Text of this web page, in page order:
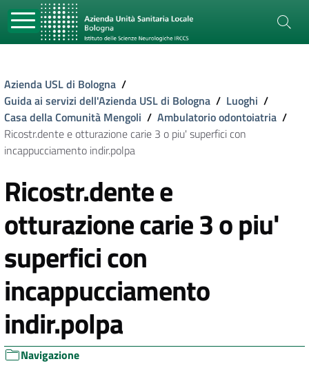
Azienda USL di Bologna /
Guida ai servizi dell'Azienda USL di Bologna / Luoghi /
Casa della Comunità Mengoli / Ambulatorio odontoiatria /
Ricostr.dente e otturazione carie 3 o piu' superfici con
incappucciamento indir.polpa
Ricostr.dente e
otturazione carie 3 o piu'
superfici con
incappucciamento
indir.polpa
Navigazione